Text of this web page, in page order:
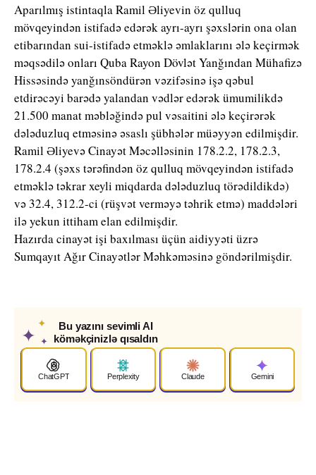
Aparılmış istintaqla Ramil Əliyevin öz qulluq
mövqeyindən istifadə edərək ayrı-ayrı şəxslərin ona olan
etibarından sui-istifadə etməklə əmlaklarını ələ keçirmək
məqsədilə onları Quba Rayon Dövlət Yanğından Mühafizə
Hissəsində yanğınsöndürən vəzifəsinə işə qəbul
etdirəcəyi barədə yalandan vədlər edərək ümumilikdə
21.500 manat məbləğində pul vəsaitini ələ keçirərək
dələduzluq etməsinə əsaslı şübhələr müəyyən edilmişdir.
Ramil Əliyevə Cinayət Məcəlləsinin 178.2.2, 178.2.3,
178.2.4 (şəxs tərəfindən öz qulluq mövqeyindən istifadə
etməklə təkrar xeyli miqdarda dələduzluq törədildikdə)
və 32.4, 312.2-ci (rüşvət verməyə təhrik etmə) maddələri
ilə yekun ittiham elan edilmişdir.
Hazırda cinayət işi baxılması üçün aidiyyəti üzrə
Sumqayıt Ağır Cinayətlər Məhkəməsinə göndərilmişdir.
✦
✦
✦
Bu yazını sevimli AI
köməkçinizlə qısaldın
ChatGPT Perplexity Claude Gemini